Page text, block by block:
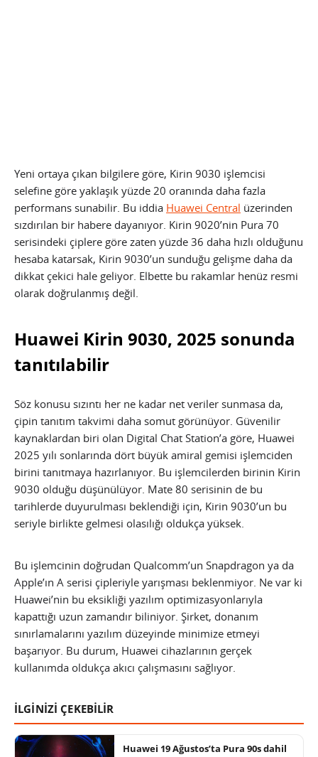
Yeni ortaya çıkan bilgilere göre, Kirin 9030 işlemcisi
selefine göre yaklaşık yüzde 20 oranında daha fazla
performans sunabilir. Bu iddia Huawei Central üzerinden
sızdırılan bir habere dayanıyor. Kirin 9020’nin Pura 70
serisindeki çiplere göre zaten yüzde 36 daha hızlı olduğunu
hesaba katarsak, Kirin 9030’un sunduğu gelişme daha da
dikkat çekici hale geliyor. Elbette bu rakamlar henüz resmi
olarak doğrulanmış değil.
Huawei Kirin 9030, 2025 sonunda
tanıtılabilir
Söz konusu sızıntı her ne kadar net veriler sunmasa da,
çipin tanıtım takvimi daha somut görünüyor. Güvenilir
kaynaklardan biri olan Digital Chat Station’a göre, Huawei
2025 yılı sonlarında dört büyük amiral gemisi işlemciden
birini tanıtmaya hazırlanıyor. Bu işlemcilerden birinin Kirin
9030 olduğu düşünülüyor. Mate 80 serisinin de bu
tarihlerde duyurulması beklendiği için, Kirin 9030’un bu
seriyle birlikte gelmesi olasılığı oldukça yüksek.
Bu işlemcinin doğrudan Qualcomm’un Snapdragon ya da
Apple’ın A serisi çipleriyle yarışması beklenmiyor. Ne var ki
Huawei’nin bu eksikliği yazılım optimizasyonlarıyla
kapattığı uzun zamandır biliniyor. Şirket, donanım
sınırlamalarını yazılım düzeyinde minimize etmeyi
başarıyor. Bu durum, Huawei cihazlarının gerçek
kullanımda oldukça akıcı çalışmasını sağlıyor.
İLGİNİZİ ÇEKEBİLİR
Huawei 19 Ağustos’ta Pura 90s dahil